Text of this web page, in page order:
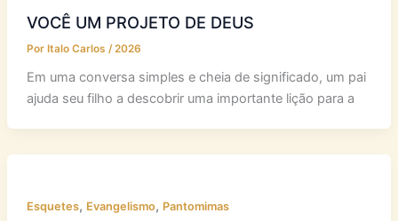
VOCÊ UM PROJETO DE DEUS
Por Italo Carlos /2026
Em uma conversa simples e cheia de significado, um pai
ajuda seu filho a descobrir uma importante lição para a
Esquetes, Evangelismo, Pantomimas